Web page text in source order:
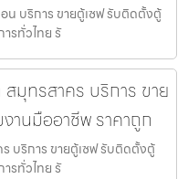
น บริการ ขายตู้เซฟ รับติดตั้งตู้
รทั่วไทย รั
มุทรสาคร บริการ ขาย
านมืออาชีพ ราคาถูก
บริการ ขายตู้เซฟ รับติดตั้งตู้
รทั่วไทย รั